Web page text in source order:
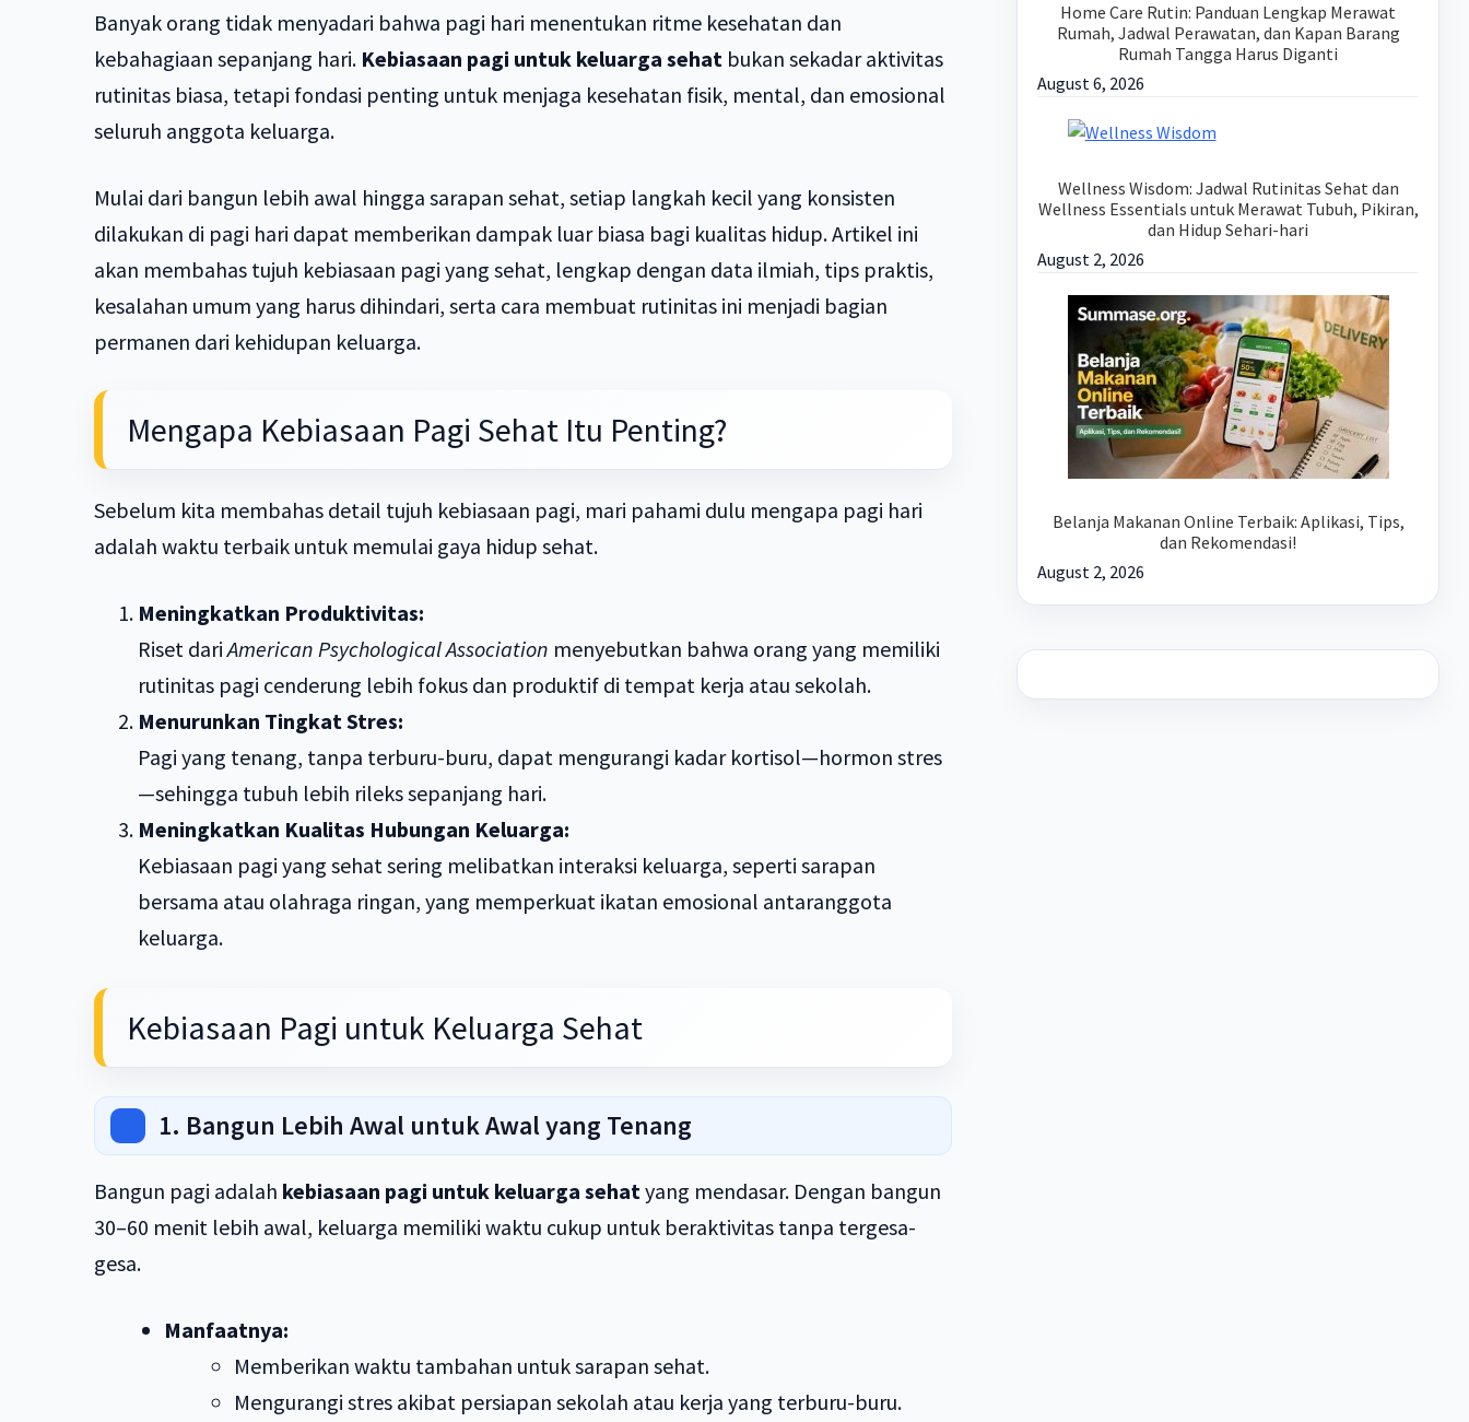
Banyak orang tidak menyadari bahwa pagi hari menentukan ritme kesehatan dan
kebahagiaan sepanjang hari. Kebiasaan pagi untuk keluarga sehat bukan sekadar aktivitas
rutinitas biasa, tetapi fondasi penting untuk menjaga kesehatan fisik, mental, dan emosional
seluruh anggota keluarga.
Mulai dari bangun lebih awal hingga sarapan sehat, setiap langkah kecil yang konsisten
dilakukan di pagi hari dapat memberikan dampak luar biasa bagi kualitas hidup. Artikel ini
akan membahas tujuh kebiasaan pagi yang sehat, lengkap dengan data ilmiah, tips praktis,
kesalahan umum yang harus dihindari, serta cara membuat rutinitas ini menjadi bagian
permanen dari kehidupan keluarga.
Mengapa Kebiasaan Pagi Sehat Itu Penting?
Sebelum kita membahas detail tujuh kebiasaan pagi, mari pahami dulu mengapa pagi hari
adalah waktu terbaik untuk memulai gaya hidup sehat.
Meningkatkan Produktivitas:
Riset dariAmerican Psychological Association menyebutkan bahwa orang yang memiliki
rutinitas pagi cenderung lebih fokus dan produktif di tempat kerja atau sekolah.
Menurunkan Tingkat Stres:
Pagi yang tenang, tanpa terburu-buru, dapat mengurangi kadar kortisol—hormon stres
—sehingga tubuh lebih rileks sepanjang hari.
Meningkatkan Kualitas Hubungan Keluarga:
Kebiasaan pagi yang sehat sering melibatkan interaksi keluarga, seperti sarapan
bersama atau olahraga ringan, yang memperkuat ikatan emosional antaranggota
keluarga.
Kebiasaan Pagi untuk Keluarga Sehat
1. Bangun Lebih Awal untuk Awal yang Tenang
Bangun pagi adalah kebiasaan pagi untuk keluarga sehat yang mendasar. Dengan bangun
30–60 menit lebih awal, keluarga memiliki waktu cukup untuk beraktivitas tanpa tergesa-
gesa.
Manfaatnya:
Memberikan waktu tambahan untuk sarapan sehat.
Mengurangi stres akibat persiapan sekolah atau kerja yang terburu-buru.
Home Care Rutin: Panduan Lengkap Merawat
Rumah, Jadwal Perawatan, dan Kapan Barang
Rumah Tangga Harus Diganti
August 6, 2026
Wellness Wisdom: Jadwal Rutinitas Sehat dan
Wellness Essentials untuk Merawat Tubuh, Pikiran,
dan Hidup Sehari-hari
August 2, 2026
Belanja Makanan Online Terbaik: Aplikasi, Tips,
dan Rekomendasi!
August 2, 2026